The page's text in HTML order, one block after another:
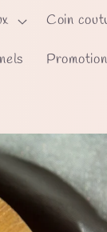
Coin